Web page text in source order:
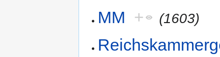
MM + (1603)